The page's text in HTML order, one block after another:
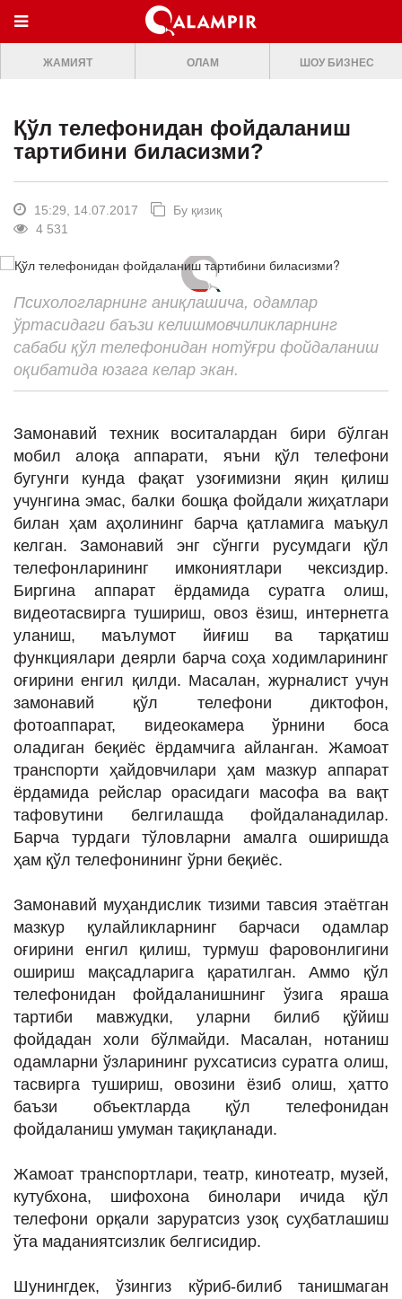
МЕНЮ
ONLINE TV
ЖАМИЯТ
ШОУ-БИЗНЕС
Мусиқа
Клип
Кино
Театр
Таҳлил
Бу қизиқ
СПОРТ
ЖАМИЯТ ОЛАМ ШОУ БИЗНЕС
Қўл телефонидан фойдаланиш
тартибини биласизми?
15:29, 14.07.2017
Бу қизиқ
4 531
Психологларнинг аниқлашича, одамлар
ўртасидаги баъзи келишмовчиликларнинг
сабаби қўл телефонидан нотўғри фойдаланиш
оқибатида юзага келар экан.
Замонавий техник воситалардан бири бўлган
мобил алоқа аппарати, яъни қўл телефони
бугунги кунда фақат узоғимизни яқин қилиш
учунгина эмас, балки бошқа фойдали жиҳатлари
билан ҳам аҳолининг барча қатламига маъқул
келган. Замонавий энг сўнгги русумдаги қўл
телефонларининг имкониятлари чексиздир.
Биргина аппарат ёрдамида суратга олиш,
видеотасвирга тушириш, овоз ёзиш, интернетга
уланиш, маълумот йиғиш ва тарқатиш
функциялари деярли барча соҳа ходимларининг
оғирини енгил қилди. Масалан, журналист учун
замонавий қўл телефони диктофон,
фотоаппарат, видеокамера ўрнини боса
оладиган беқиёс ёрдамчига айланган. Жамоат
транспорти ҳайдовчилари ҳам мазкур аппарат
ёрдамида рейслар орасидаги масофа ва вақт
тафовутини белгилашда фойдаланадилар.
Барча турдаги тўловларни амалга оширишда
ҳам қўл телефонининг ўрни беқиёс.
Замонавий муҳандислик тизими тавсия этаётган
мазкур қулайликларнинг барчаси одамлар
оғирини енгил қилиш, турмуш фаровонлигини
ошириш мақсадларига қаратилган. Аммо қўл
телефонидан фойдаланишнинг ўзига яраша
тартиби мавжудки, уларни билиб қўйиш
фойдадан холи бўлмайди. Масалан, нотаниш
одамларни ўзларининг рухсатисиз суратга олиш,
тасвирга тушириш, овозини ёзиб олиш, ҳатто
баъзи объектларда қўл телефонидан
фойдаланиш умуман тақиқланади.
Жамоат транспортлари, театр, кинотеатр, музей,
кутубхона, шифохона бинолари ичида қўл
телефони орқали заруратсиз узоқ суҳбатлашиш
ўта маданиятсизлик белгисидир.
Шунингдек, ўзингиз кўриб-билиб танишмаган